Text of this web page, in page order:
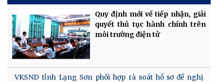
Quy định mới về tiếp nhận, giải
quyết thủ tục hành chính trên
môi trường điện tử
VKSND tỉnh Lạng Sơn phối hợp rà soát hồ sơ đề nghị